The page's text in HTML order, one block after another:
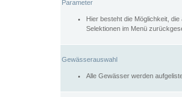
Parameter
Hier besteht die Möglichkeit,
Selektionen im Menü
Gewässerauswahl
Alle Gewässer werden